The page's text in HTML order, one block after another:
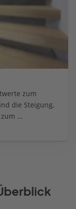
zum
die Steigung,
weitere